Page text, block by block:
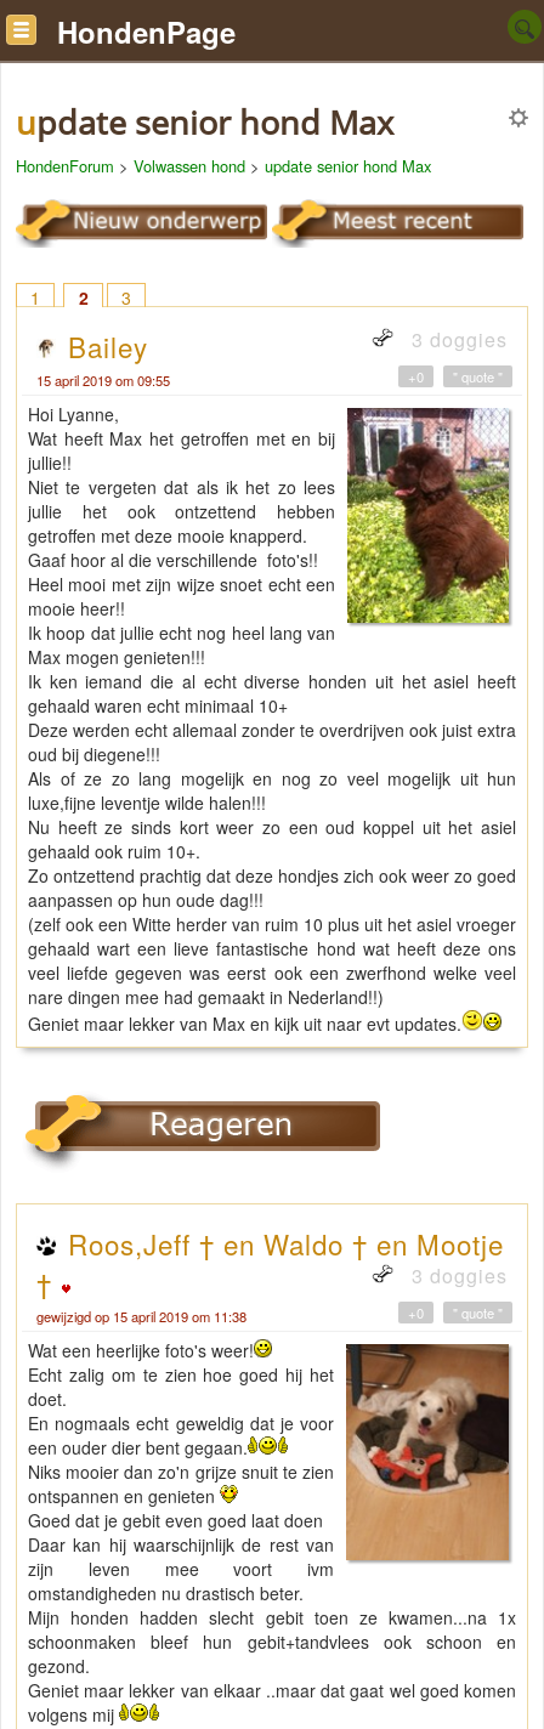
HondenPage
update senior hond Max
HondenForum > Volwassen hond > update senior hond Max
1 2 3
Bailey 3 doggies
15 april 2019 om 09:55 " quote "
+0
Hoi Lyanne,
Wat heeft Max het getroffen met en bij
jullie!!
Niet te vergeten dat als ik het zo lees
jullie het ook ontzettend hebben
getroffen met deze mooie knapperd.
Gaaf hoor al die verschillende foto's!!
Heel mooi met zijn wijze snoet echt een
mooie heer!!
Ik hoop dat jullie echt nog heel lang van
Max mogen genieten!!!
Ik ken iemand die al echt diverse honden uit het asiel heeft
gehaald waren echt minimaal 10+
Deze werden echt allemaal zonder te overdrijven ook juist extra
oud bij diegene!!!
Als of ze zo lang mogelijk en nog zo veel mogelijk uit hun
luxe,fijne leventje wilde halen!!!
Nu heeft ze sinds kort weer zo een oud koppel uit het asiel
gehaald ook ruim 10+.
Zo ontzettend prachtig dat deze hondjes zich ook weer zo goed
aanpassen op hun oude dag!!!
(zelf ook een Witte herder van ruim 10 plus uit het asiel vroeger
gehaald wart een lieve fantastische hond wat heeft deze ons
veel liefde gegeven was eerst ook een zwerfhond welke veel
nare dingen mee had gemaakt in Nederland!!)
Geniet maar lekker van Max en kijk uit naar evt updates.
Roos,Jeff † en Waldo † en Mootje
†
3 doggies
gewijzigd op 15 april 2019 om 11:38 " quote "
+0
Wat een heerlijke foto's weer!
Echt zalig om te zien hoe goed hij het
doet.
En nogmaals echt geweldig dat je voor
een ouder dier bent gegaan.
Niks mooier dan zo'n grijze snuit te zien
ontspannen en genieten
Goed dat je gebit even goed laat doen
Daar kan hij waarschijnlijk de rest van
zijn leven mee voort ivm
omstandigheden nu drastisch beter.
Mijn honden hadden slecht gebit toen ze kwamen...na 1x
schoonmaken bleef hun gebit+tandvlees ook schoon en
gezond.
Geniet maar lekker van elkaar ..maar dat gaat wel goed komen
volgens mij